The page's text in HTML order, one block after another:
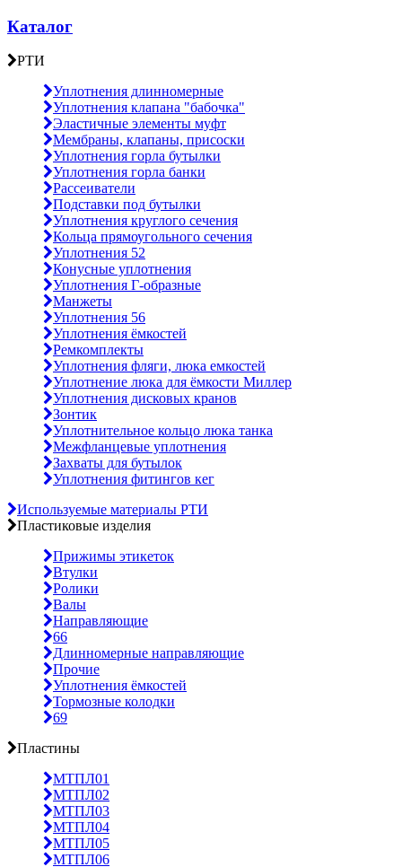
Каталог
РТИ
Уплотнения длинномерные
Уплотнения клапана "бабочка"
Эластичные элементы муфт
Мембраны, клапаны, присоски
Уплотнения горла бутылки
Уплотнения горла банки
Рассеиватели
Подставки под бутылки
Уплотнения круглого сечения
Кольца прямоугольного сечения
Уплотнения 52
Конусные уплотнения
Уплотнения Г-образные
Манжеты
Уплотнения 56
Уплотнения ёмкостей
Ремкомплекты
Уплотнения фляги, люка емкостей
Уплотнение люка для ёмкости Миллер
Уплотнения дисковых кранов
Зонтик
Уплотнительное кольцо люка танка
Межфланцевые уплотнения
Захваты для бутылок
Уплотнения фитингов кег
Используемые материалы РТИ
Пластиковые изделия
Прижимы этикеток
Втулки
Ролики
Валы
Направляющие
66
Длинномерные направляющие
Прочие
Уплотнения ёмкостей
Тормозные колодки
69
Пластины
МТПЛ01
МТПЛ02
МТПЛ03
МТПЛ04
МТПЛ05
МТПЛ06